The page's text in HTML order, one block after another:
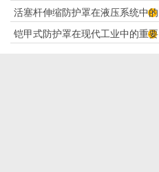
构分析
活塞杆伸缩防护罩在液压系统中的
应用
铠甲式防护罩在现代工业中的重要